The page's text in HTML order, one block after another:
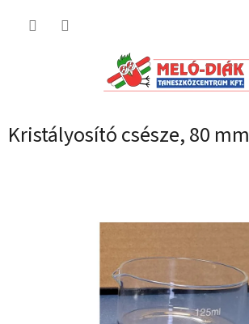
Kristályosító csésze, 80 mm